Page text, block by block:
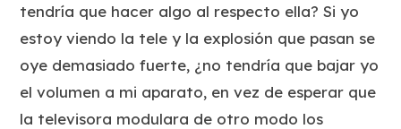
tendría que hacer algo al respecto ella? Si yo
estoy viendo la tele y la explosión que pasan se
oye demasiado fuerte, ¿no tendría que bajar yo
el volumen a mi aparato, en vez de esperar que
la televisora modulara de otro modo los